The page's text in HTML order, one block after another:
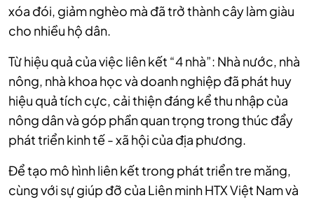
xóa đói, giảm nghèo mà đã trở thành cây làm giàu
cho nhiều hộ dân.
Từ hiệu quả của việc liên kết “4 nhà”: Nhà nước, nhà
nông, nhà khoa học và doanh nghiệp đã phát huy
hiệu quả tích cực, cải thiện đáng kể thu nhập của
nông dân và góp phần quan trọng trong thúc đẩy
phát triển kinh tế - xã hội của địa phương.
Để tạo mô hình liên kết trong phát triển tre măng,
cùng với sự giúp đỡ của Liên minh HTX Việt Nam và